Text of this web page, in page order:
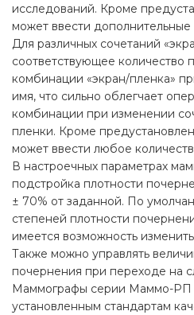
исследований. Кроме
может ввести дополнительные
Для различных сочетаний
соответствующее количество
комбинации «экран/пленка»
имя, что сильно облегчает
комбинации при изменении
пленки. Кроме
может ввести любое
В настроечных параметрах
подстройка плотности
± 70% от заданной. По
степеней плотности
имеется возможность
Также можно управлять
почернения при переходе на
Маммографы серии Маммо-РП
установленным стандартам